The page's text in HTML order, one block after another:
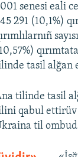
senesi eali
291 (10,1%)
tasil alğan
tilinde tasil
qabul ettirüv
til